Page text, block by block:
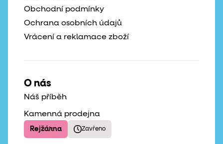
Obchodní podmínky
Ochrana osobních údajů
Vrácení a reklamace zboží
O nás
Náš příběh
Kamenná prodejna
Rejžárna Zavřeno